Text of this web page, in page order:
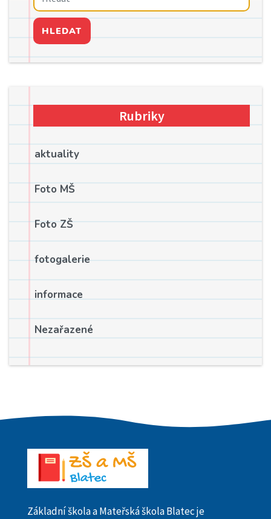
HLEDAT
Rubriky
aktuality
Foto MŠ
Foto ZŠ
fotogalerie
informace
Nezařazené
Základní škola a Mateřská škola Blatec je